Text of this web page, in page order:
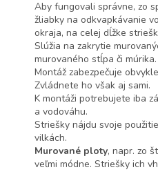
Aby fungovali správne, zo
žliabky na odkvapkávanie
okraja, na celej dĺžke
Slúžia na zakrytie
murovaného stĺpa či múrika.
Montáž zabezpečuje
Zvládnete ho však aj sami.
K montáži potrebujete iba
a vodováhu.
Striešky nájdu svoje
vilkách.
Murované ploty, napr. zo
veľmi módne. Striešky ich